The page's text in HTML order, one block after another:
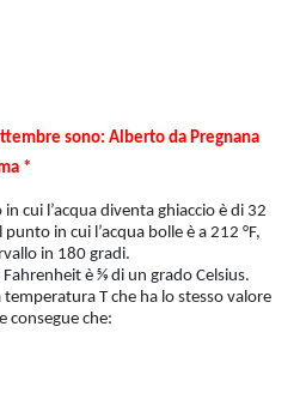
sono: Alberto da Pregnana
*
cui l’acqua diventa ghiaccio è di 32
in cui l’acqua bolle è a 212 °F,
in 180 gradi.
è 5⁄9 di un grado Celsius.
T che ha lo stesso valore
consegue che: